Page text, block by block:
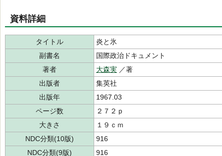
資料詳細
タイトル
炎と氷
副書名
国際政治ドキュメント
著者
大森実 ／著
出版者
集英社
出版年
1967.03
ページ数
２７２ｐ
大きさ
１９ｃｍ
NDC分類(10版)
916
NDC分類(9版)
916